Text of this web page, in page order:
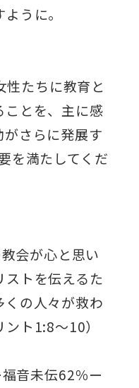
うに。
たちに教育と
ことを、主に感
さらに発展す
を満たしてくだ
会が心と思い
トを伝えるた
の人々が救わ
ト1:8～10）
音未伝62％ー